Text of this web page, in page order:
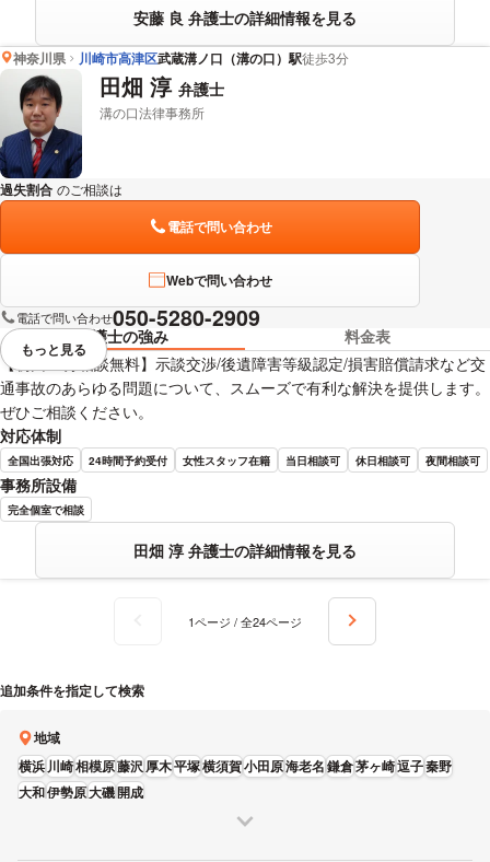
安藤 良 弁護士の詳細情報を見る
神奈川県 川崎市高津区武蔵溝ノ口（溝の口）駅徒歩3分
田畑 淳 弁護士
溝の口法律事務所
過失割合 のご相談は
電話で問い合わせ
Webで問い合わせ
電話で問い合わせ050-5280-2909
弁護士の強み
料金表
【初回30分相談無料】示談交渉/後遺障害等級認定/損害賠償請求など交
通事故のあらゆる問題について、スムーズで有利な解決を提供します。
ぜひご相談ください。
対応体制
全国出張対応 24時間予約受付 女性スタッフ在籍 当日相談可 休日相談可 夜間相談可
事務所設備
完全個室で相談
田畑 淳 弁護士の詳細情報を見る
視覚的に省略されている要素を
もっと見る
1ページ / 全24ページ
追加条件を指定して検索
地域
横浜川崎相模原藤沢厚木平塚横須賀小田原海老名鎌倉茅ヶ崎逗子秦野
大和伊勢原大磯開成